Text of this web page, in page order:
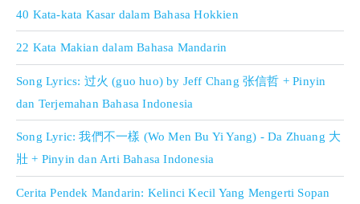
40 Kata-kata Kasar dalam Bahasa Hokkien
22 Kata Makian dalam Bahasa Mandarin
Song Lyrics: 过火 (guo huo) by Jeff Chang 张信哲 + Pinyin
dan Terjemahan Bahasa Indonesia
Song Lyric: 我們不一樣 (Wo Men Bu Yi Yang) - Da Zhuang 大
壯 + Pinyin dan Arti Bahasa Indonesia
Cerita Pendek Mandarin: Kelinci Kecil Yang Mengerti Sopan